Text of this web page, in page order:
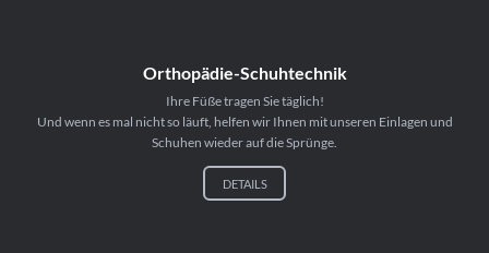
Orthopädie-Schuhtechnik
Ihre Füße tragen Sie täglich!
Und wenn es mal nicht so läuft, helfen wir Ihnen mit unseren Einlagen und
Schuhen wieder auf die Sprünge.
DETAILS